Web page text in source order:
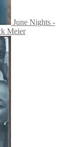
June Nights -
Meier